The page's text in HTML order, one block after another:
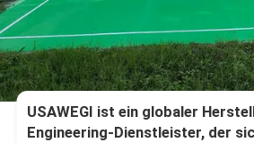
USAWEGI ist ein globaler
Engineering-Dienstleister, der